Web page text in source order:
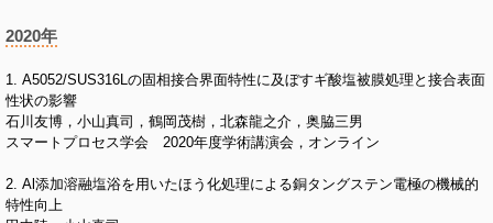
2020年
1. A5052/SUS316Lの固相接合界面特性に及ぼすギ酸塩被膜処理と接合表面
性状の影響
石川友博，小山真司，鶴岡茂樹，北森龍之介，奥脇三男
スマートプロセス学会 2020年度学術講演会，オンライン
2. Al添加溶融塩浴を用いたほう化処理による銅タングステン電極の機械的
特性向上